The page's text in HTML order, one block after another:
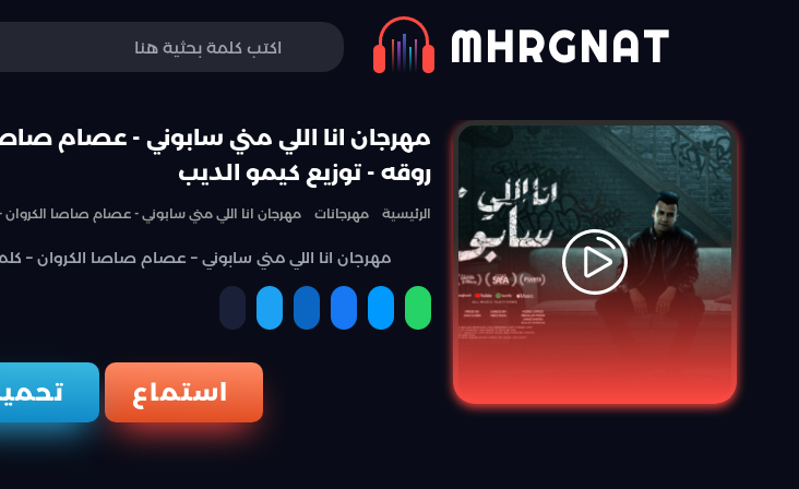
MHRGNAT
مهرجان انا اللي مني سابوني - عصام
روقه - توزيع كيمو الديب
الرئيسية مهرجانات مهرجان انا اللي مني سابوني - عصام صاصا
مهرجان انا اللي مني سابوني – عصام صاصا الكروان –
استماع